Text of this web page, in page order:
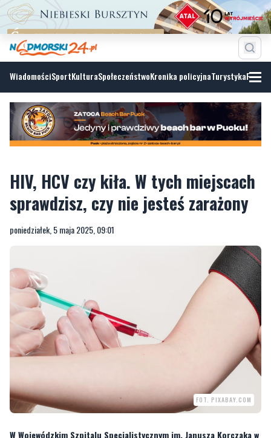
WiadomościSportKulturaSpołeczeństwoKronika policyjnaTurystyka
HIV, HCV czy kiła. W tych miejscach
sprawdzisz, czy nie jesteś zarażony
poniedziałek, 5 maja 2025, 09:01
FOT. PIXABAY.COM
W Wojewódzkim Szpitalu Specjalistycznym im. Janusza Korczaka w